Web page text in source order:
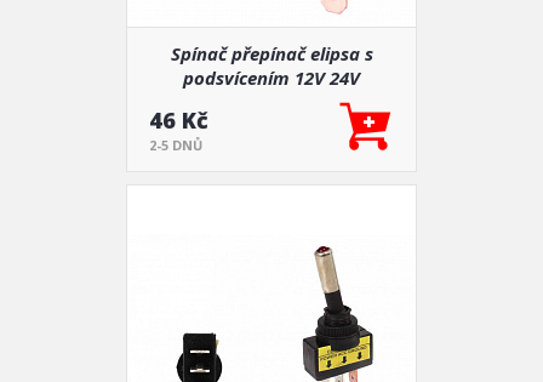
Spínač přepínač elipsa s
podsvícením 12V 24V
46 Kč
2-5 DNŮ